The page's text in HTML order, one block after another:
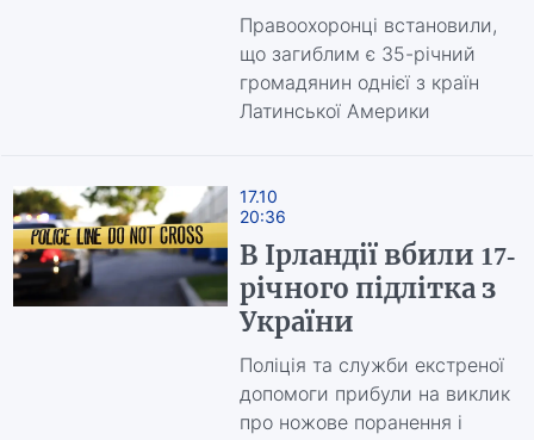
Правоохоронці встановили,
що загиблим є 35-річний
громадянин однієї з країн
Латинської Америки
17.10
20:36
В Ірландії вбили 17-
річного підлітка з
України
Поліція та служби екстреної
допомоги прибули на виклик
про ножове поранення і